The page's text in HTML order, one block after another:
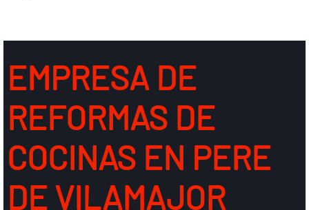
EMPRESA DE
REFORMAS DE
COCINAS EN PERE
DE VILAMAJOR